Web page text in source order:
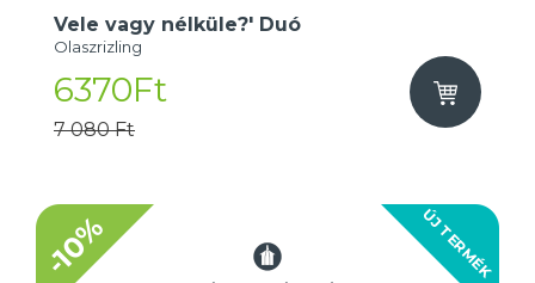
Vele vagy nélküle?' Duó
Olaszrizling
6370Ft
7 080 Ft
ÚJ TERMÉK
-10%